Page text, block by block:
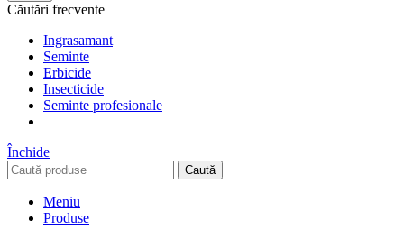
Căutări frecvente
Ingrasamant
Seminte
Erbicide
Insecticide
Seminte profesionale
Închide
Caută
Meniu
Produse